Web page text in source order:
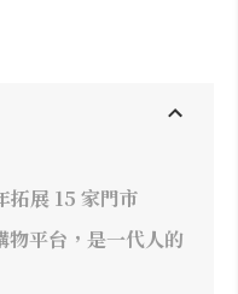
展 15 家門市
平台，是一代人的